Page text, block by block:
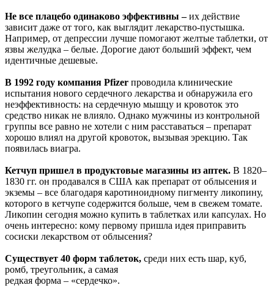
Не все плацебо одинаково эффективны –их действие
зависит даже от того, как выглядит лекарство-пустышка.
Например, от депрессии лучше помогают желтые таблетки, от
язвы желудка – белые. Дорогие дают больший эффект, чем
идентичные дешевые.
В 1992 году компания Pfizer проводила клинические
испытания нового сердечного лекарства и обнаружила его
неэффективность: на сердечную мышцу и кровоток это
средство никак не влияло. Однако мужчины из контрольной
группы все равно не хотели с ним расставаться – препарат
хорошо влиял на другой кровоток, вызывая эрекцию. Так
появилась виагра.
Кетчуп пришел в продуктовые магазины из аптек. В 1820–
1830 гг. он продавался в США как препарат от облысения и
экземы – все благодаря каротиноидному пигменту ликопину,
которого в кетчупе содержится больше, чем в свежем томате.
Ликопин сегодня можно купить в таблетках или капсулах. Но
очень интересно: кому первому пришла идея приправить
сосиски лекарством от облысения?
Существует 40 форм таблеток, среди них есть шар, куб,
ромб, треугольник, а самая
редкая форма – «сердечко».